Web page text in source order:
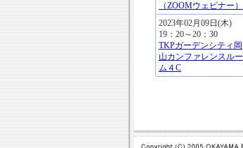
（ZOOMウェビナー）
2023年02月09日(木)
19：20～20：30
TKPガーデンシティ岡
山カンファレンスルー
ム４C